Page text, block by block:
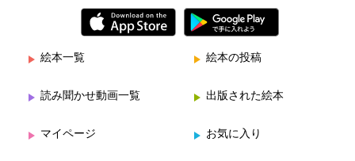
絵本一覧 絵本の投稿
読み聞かせ動画一覧 出版された絵本
マイページ お気に入り